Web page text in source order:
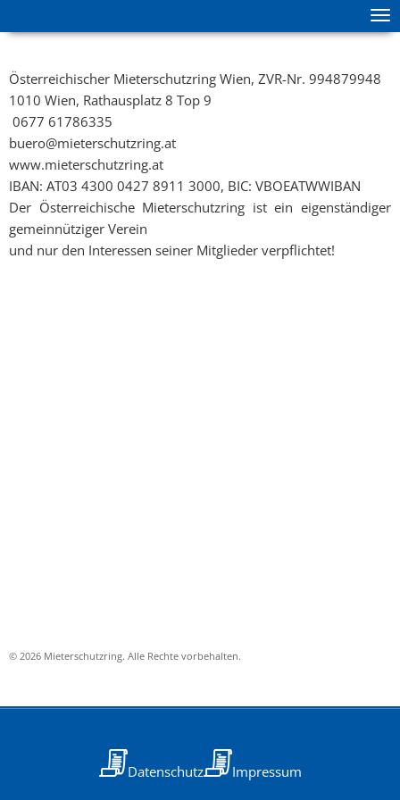
Österreichischer Mieterschutzring Wien, ZVR-Nr. 994879948
1010 Wien, Rathausplatz 8 Top 9
0677 61786335
buero@mieterschutzring.at
www.mieterschutzring.at
IBAN: AT03 4300 0427 8911 3000, BIC: VBOEATWWIBAN
Der Österreichische Mieterschutzring ist ein eigenständiger
gemeinnütziger Verein
und nur den Interessen seiner Mitglieder verpflichtet!
© 2026 Mieterschutzring. Alle Rechte vorbehalten.
Datenschutz Impressum